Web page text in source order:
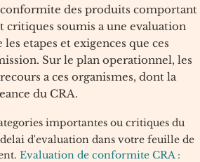
des produits comportant
soumis a une evaluation
etapes et exigences que ces
Sur le plan operationnel, les
a ces organismes, dont la
du CRA.
importantes ou critiques du
d'evaluation dans votre feuille de
Evaluation de conformite CRA :